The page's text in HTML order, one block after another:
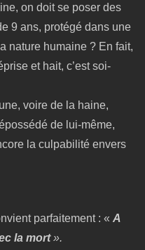
on doit se poser des
9 ans, protégé dans une
nature humaine ? En fait,
et hait, c’est soi-
voire de la haine,
de lui-même,
la culpabilité envers
parfaitement : « A
la mort».